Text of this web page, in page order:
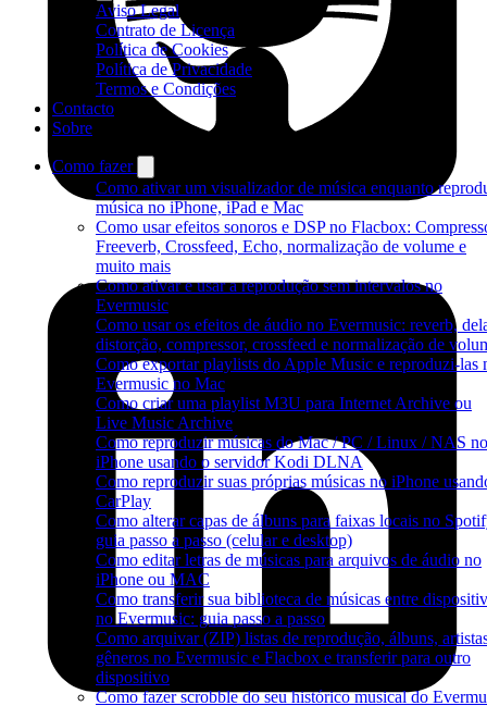
Aviso Legal
Contrato de Licença
Política de Cookies
Política de Privacidade
Termos e Condições
Contacto
Sobre
Como fazer
Como ativar um visualizador de música enquanto
música no iPhone, iPad e Mac
Como usar efeitos sonoros e DSP no Flacbox:
Freeverb, Crossfeed, Echo, normalização de volume e
muito mais
Como ativar e usar a reprodução sem intervalos no
Evermusic
Como usar os efeitos de áudio no Evermusic: reverb,
distorção, compressor, crossfeed e normalização de
Como exportar playlists do Apple Music e reproduzi-las
Evermusic no Mac
Como criar uma playlist M3U para Internet Archive ou
Live Music Archive
Como reproduzir músicas do Mac / PC / Linux / NAS no
iPhone usando o servidor Kodi DLNA
Como reproduzir suas próprias músicas no iPhone
CarPlay
Como alterar capas de álbuns para faixas locais no
guia passo a passo (celular e desktop)
Como editar letras de músicas para arquivos de áudio no
iPhone ou MAC
Como transferir sua biblioteca de músicas entre
no Evermusic: guia passo a passo
Como arquivar (ZIP) listas de reprodução, álbuns,
gêneros no Evermusic e Flacbox e transferir para outro
dispositivo
Como fazer scrobble do seu histórico musical do